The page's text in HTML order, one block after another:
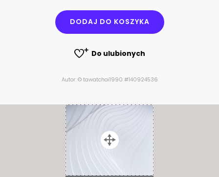
DODAJ DO KOSZYKA
Do ulubionych
Autor: © tawatchai1990 #140924536